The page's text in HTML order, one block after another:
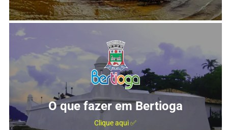
O que fazer em Bertioga
Clique aqui ✅